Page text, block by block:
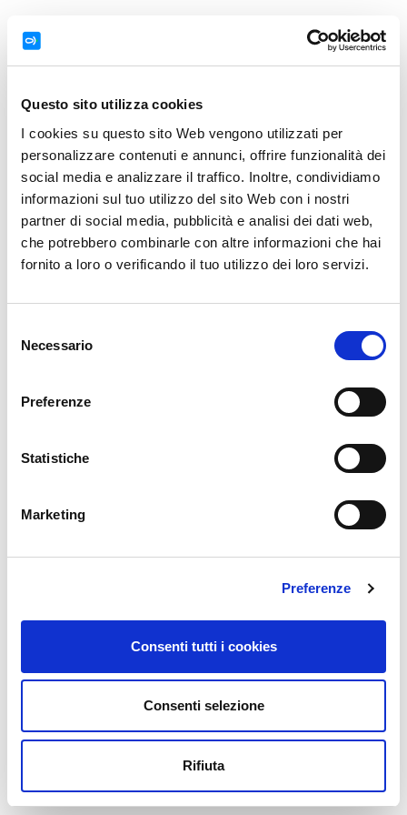
Questo sito utilizza cookies
I cookies su questo sito Web vengono utilizzati per
personalizzare contenuti e annunci, offrire funzionalità dei
social media e analizzare il traffico. Inoltre, condividiamo
informazioni sul tuo utilizzo del sito Web con i nostri
partner di social media, pubblicità e analisi dei dati web,
che potrebbero combinarle con altre informazioni che hai
fornito a loro o verificando il tuo utilizzo dei loro servizi.
delNecessario
Preferenze
Statistiche
Marketing
Preferenze
Consenti tutti i cookies
Consenti selezione
Rifiuta